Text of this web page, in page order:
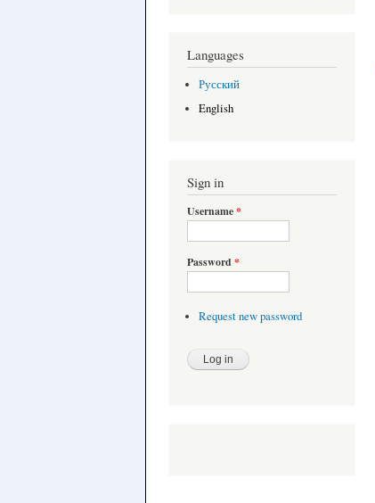
Languages
Русский
English
Sign in
Username*
Password *
Request new password